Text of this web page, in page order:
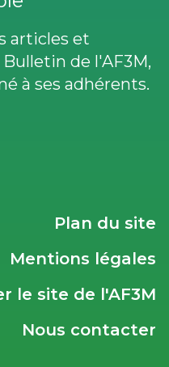
articles et
de l'AF3M,
à ses adhérents.
Plan du site
Mentions légales
le site de l'AF3M
Nous contacter